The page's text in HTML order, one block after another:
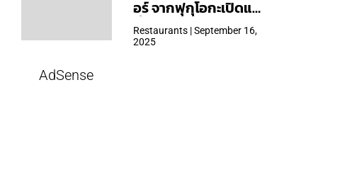
อร์ จากฟุกุโอกะเปิดแล้ว
ที่ Central Park
Restaurants | September 16,
2025
AdSense